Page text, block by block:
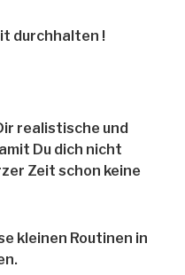
durchhalten !
realistische und
Du dich nicht
Zeit schon keine
kleinen Routinen in